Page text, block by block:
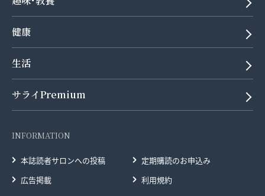
健康
生活
サライPremium
INFORMATION
本誌読者サロンへの投稿
定期購読のお申込み
広告掲載
利用規約